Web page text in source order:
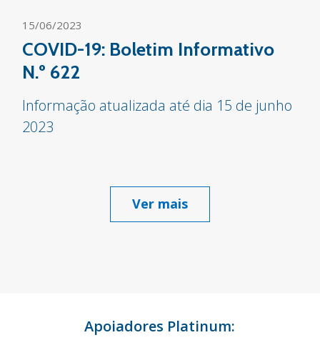
15/06/2023
COVID-19: Boletim Informativo
N.º 622
Informação atualizada até dia 15 de junho
2023
Ver mais
Apoiadores Platinum: